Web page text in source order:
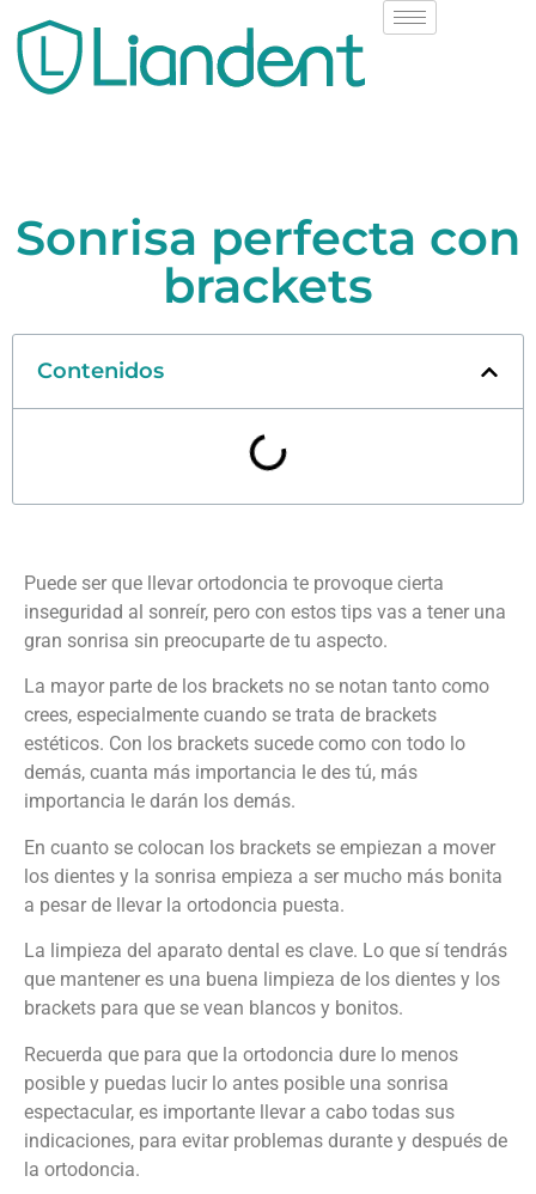
Sonrisa perfecta con
brackets
Contenidos
Puede ser que llevar ortodoncia te provoque cierta
inseguridad al sonreír, pero con estos tips vas a tener una
gran sonrisa sin preocuparte de tu aspecto.
La mayor parte de los brackets no se notan tanto como
crees, especialmente cuando se trata de brackets
estéticos. Con los brackets sucede como con todo lo
demás, cuanta más importancia le des tú, más
importancia le darán los demás.
En cuanto se colocan los brackets se empiezan a mover
los dientes y la sonrisa empieza a ser mucho más bonita
a pesar de llevar la ortodoncia puesta.
La limpieza del aparato dental es clave. Lo que sí tendrás
que mantener es una buena limpieza de los dientes y los
brackets para que se vean blancos y bonitos.
Recuerda que para que la ortodoncia dure lo menos
posible y puedas lucir lo antes posible una sonrisa
espectacular, es importante llevar a cabo todas sus
indicaciones, para evitar problemas durante y después de
la ortodoncia.